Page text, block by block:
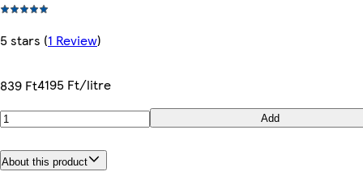
5 stars (1 Review)
839 Ft4195 Ft/litre
Add
About this product